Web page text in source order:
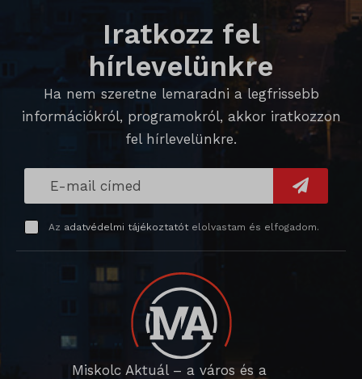
Iratkozz fel
hírlevelünkre
Ha nem szeretne lemaradni a legfrissebb
információkról, programokról, akkor iratkozzon
fel hírlevelünkre.
Az adatvédelmi tájékoztatótelolvastam és elfogadom.
Miskolc Aktuál – a város és a